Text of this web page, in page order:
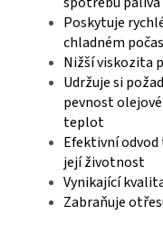
Poskytuje
chladném
Nižší viskozita
Udržuje si
pevnost
teplot
Efektivní
její životnost
Vynikající
Zabraňuje